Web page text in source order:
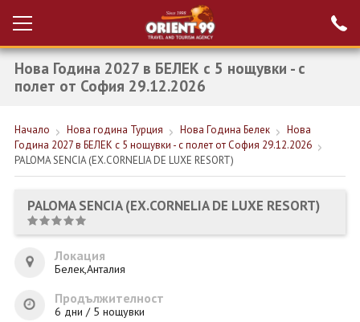
Вход за агенти
Проверка на
резервация
НОВА ГОДИНА ТУРЦИЯ
НОВА ГОДИНА
ПОЧИВКИ
ЕКСКУРЗИИ
Нова Година 2027 в БЕЛЕК с 5 нощувки - с
полет от София 29.12.2026
Начало Нова година Турция Нова Година Белек
Нова
Година 2027 в БЕЛЕК с 5 нощувки - с полет от София 29.12.2026
PALOMA SENCIA (EX.CORNELIA DE LUXE RESORT)
PALOMA SENCIA (EX.CORNELIA DE LUXE RESORT)
Локация
Белек,Анталия
Продължителност
6 дни / 5 нощувки